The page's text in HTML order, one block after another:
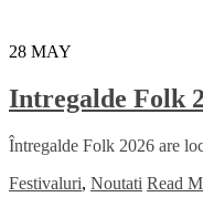
28 MAY
Intregalde Folk
Întregalde Folk 2026 are
Festivaluri, Noutati Read